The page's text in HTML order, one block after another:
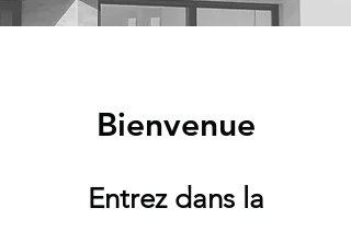
Bienvenue
Entrez dans la